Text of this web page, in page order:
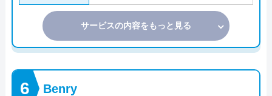
サービスの内容をもっと見る
Benry